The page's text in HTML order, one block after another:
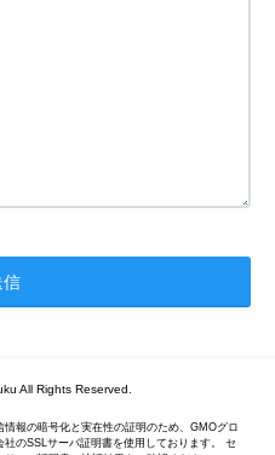
All Rights Reserved.
情報の暗号化と実在性の証明のため、GMOグロ
社のSSLサーバ証明書を使用しております。 セ